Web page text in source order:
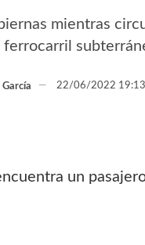
mientras
ferrocarril
22/06/2022
un